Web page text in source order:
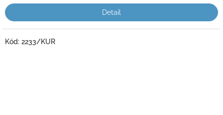
Detail
Kód: 2233/KUR